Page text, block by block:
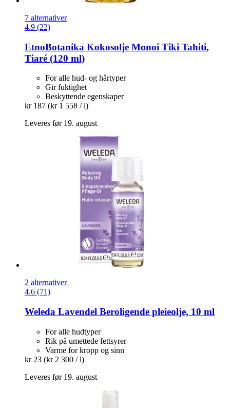
7 alternativer
4.9 (22)
EtnoBotanika Kokosolje Monoi Tiki Tahiti,
Tiaré (120 ml)
For alle hud- og hårtyper
Gir fuktighet
Beskyttende egenskaper
kr 187 (kr 1 558 / l)
Leveres før 19. august
2 alternativer
4.6 (71)
Weleda Lavendel Beroligende pleieolje, 10 ml
For alle hudtyper
Rik på umettede fettsyrer
Varme for kropp og sinn
kr 23 (kr 2 300 / l)
Leveres før 19. august